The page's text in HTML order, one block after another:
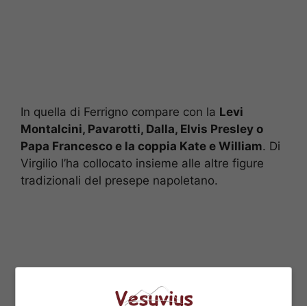
In quella di Ferrigno compare con la Levi
Montalcini, Pavarotti, Dalla, Elvis Presley o
Papa Francesco e la coppia Kate e William. Di
Virgilio l’ha collocato insieme alle altre figure
tradizionali del presepe napoletano.